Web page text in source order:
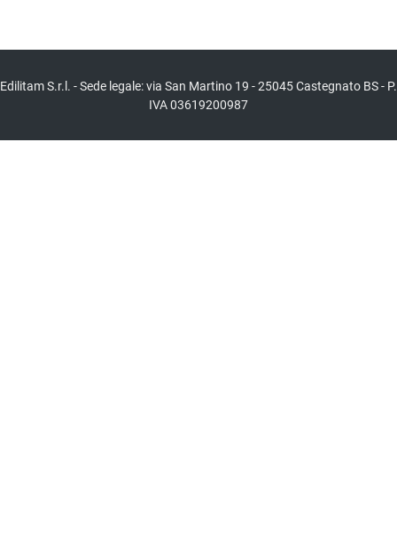
Edilitam S.r.l. - Sede legale: via San Martino 19 - 25045 Castegnato BS - P.
IVA 03619200987